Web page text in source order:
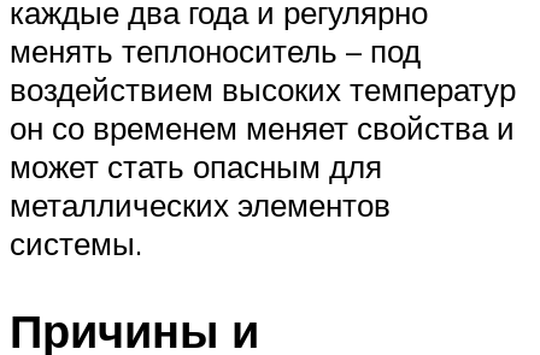
каждые два года и регулярно
менять теплоноситель – под
воздействием высоких температур
он со временем меняет свойства и
может стать опасным для
металлических элементов
системы.
Причины и